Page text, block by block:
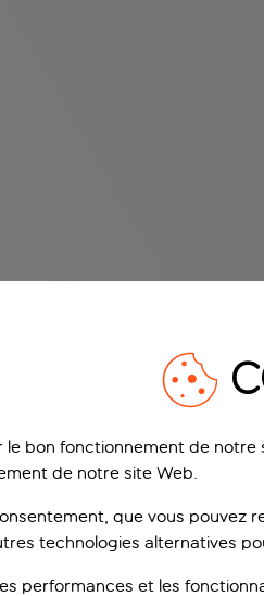
le bon fonctionnement de
de notre site Web.
que vous pouvez
technologies alternatives
performances et les